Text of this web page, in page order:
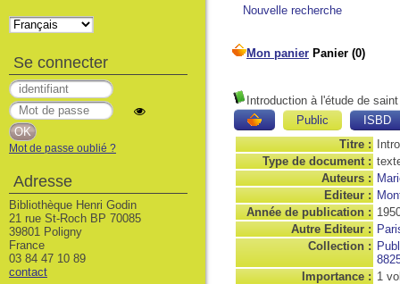
Nouvelle recherche
Introduction à l'étude de
Public
ISBD
Titre :
Type de document :
Auteurs :
Editeur :
Année de publication :
Autre Editeur :
Collection :
Importance : 1
Se connecter
Mot de passe oublié ?
Adresse
Bibliothèque Henri Godin
21 rue St-Roch BP 70085
39801 Poligny
France
03 84 47 10 89
contact